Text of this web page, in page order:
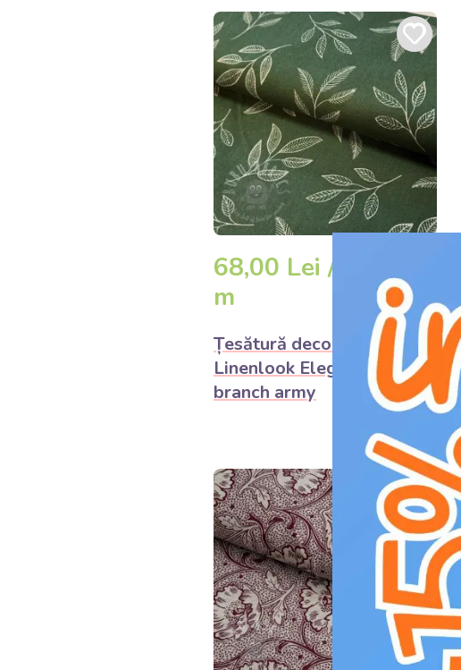
68,00 Lei /
m
DETALIU
Țesătură decorativă
Linenlook Elegant leaf
branch army